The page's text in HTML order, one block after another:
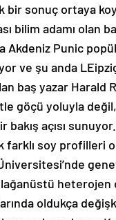
bir sonuç ortaya
bilim adamı olan
Punic
ve şu anda
baş yazar Harald
göçü yoluyla
bakış açısı
farklı soy profilleri
oldukça